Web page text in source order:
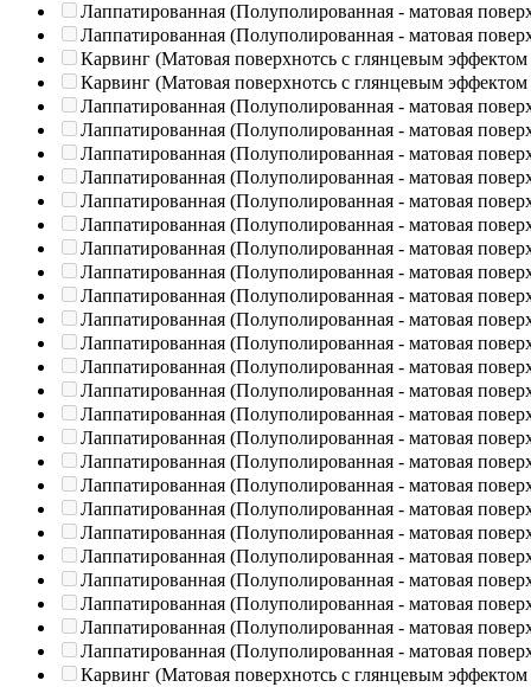
Лаппатированная (Полуполированная - матовая
Лаппатированная (Полуполированная - матовая
Карвинг (Матовая поверхнотсь с глянцевым эффектом
Карвинг (Матовая поверхнотсь с глянцевым эффектом
Лаппатированная (Полуполированная - матовая
Лаппатированная (Полуполированная - матовая
Лаппатированная (Полуполированная - матовая
Лаппатированная (Полуполированная - матовая
Лаппатированная (Полуполированная - матовая
Лаппатированная (Полуполированная - матовая
Лаппатированная (Полуполированная - матовая
Лаппатированная (Полуполированная - матовая
Лаппатированная (Полуполированная - матовая
Лаппатированная (Полуполированная - матовая
Лаппатированная (Полуполированная - матовая
Лаппатированная (Полуполированная - матовая
Лаппатированная (Полуполированная - матовая
Лаппатированная (Полуполированная - матовая
Лаппатированная (Полуполированная - матовая
Лаппатированная (Полуполированная - матовая
Лаппатированная (Полуполированная - матовая
Лаппатированная (Полуполированная - матовая
Лаппатированная (Полуполированная - матовая
Лаппатированная (Полуполированная - матовая
Лаппатированная (Полуполированная - матовая
Лаппатированная (Полуполированная - матовая
Лаппатированная (Полуполированная - матовая
Лаппатированная (Полуполированная - матовая
Карвинг (Матовая поверхнотсь с глянцевым эффектом